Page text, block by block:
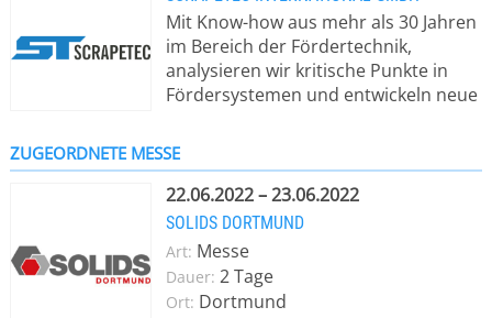
Mit Know-how aus mehr als 30 Jahren
im Bereich der Fördertechnik,
analysieren wir kritische Punkte in
Fördersystemen und entwickeln neue
Lösungsmöglichkeiten zur
Verbesserung und Optimierung. Mit
dieser Innovationsstrategie
entwickeln wir einzigartige Produkte
wie den AirScrape, DustScrape und
den SpeedScrape. Die
Neuentwicklungen aus unserem
Hause ermöglichen mit niedrigen
ZUGEORDNETE MESSE
22.06.2022 – 23.06.2022
SOLIDS DORTMUND
Art: Messe
Dauer: 2 Tage
Ort: Dortmund